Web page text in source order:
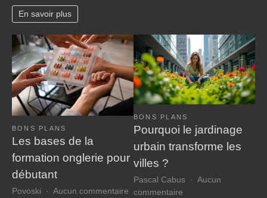
réguler
votre
corporelle
en
public
En savoir plus
BONS PLANS
Les bases de la
formation onglerie pour
débutant
Povoski Aucun commentaire sur
BONS PLANS
Pourquoi le jardinage
urbain transforme les
villes ?
Pascal Cabus
Aucun
commentaire